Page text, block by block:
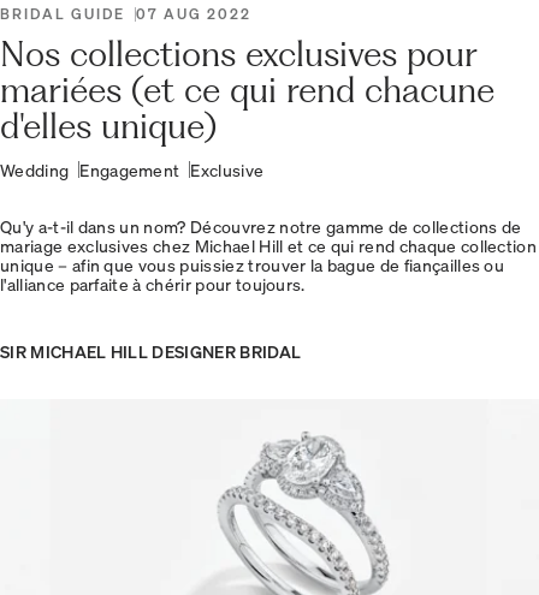
BRIDAL GUIDE 07 AUG 2022
Nos collections exclusives pour
mariées (et ce qui rend chacune
d'elles unique)
Wedding Engagement Exclusive
Qu'y a-t-il dans un nom? Découvrez notre gamme de collections de
mariage exclusives chez Michael Hill et ce qui rend chaque collection
unique – afin que vous puissiez trouver la bague de fiançailles ou
l'alliance parfaite à chérir pour toujours.
SIR MICHAEL HILL DESIGNER BRIDAL